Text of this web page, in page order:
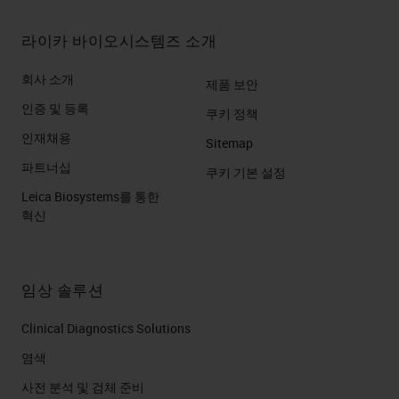
라이카 바이오시스템즈 소개
회사 소개
인증 및 등록
인재채용
파트너십
Leica Biosystems를 통한
혁신
제품 보안
쿠키 정책
Sitemap
쿠키 기본 설정
임상 솔루션
Clinical Diagnostics Solutions
염색
사전 분석 및 검체 준비